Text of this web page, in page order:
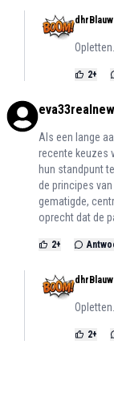
2+
Als een lange
recente keuzes
hun standpunt
de principes
gematigde,
oprecht dat de
2+
2+